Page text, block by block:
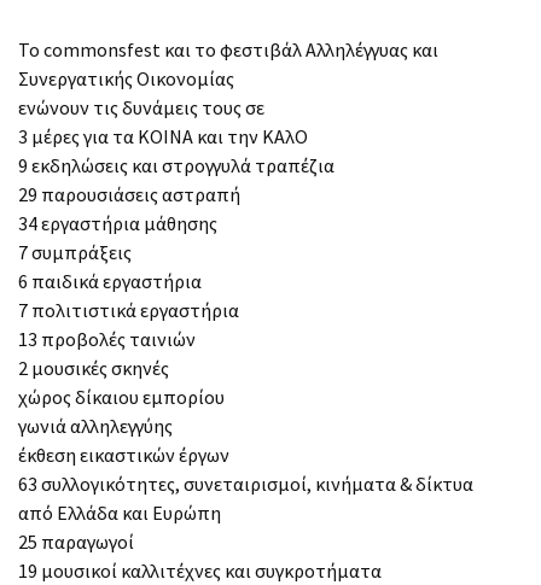
Το commonsfest και το φεστιβάλ Αλληλέγγυας και
Συνεργατικής Οικονομίας
ενώνουν τις δυνάμεις τους σε
3 μέρες για τα ΚΟΙΝΑ και την ΚΑλΟ
9 εκδηλώσεις και στρογγυλά τραπέζια
29 παρουσιάσεις αστραπή
34 εργαστήρια μάθησης
7 συμπράξεις
6 παιδικά εργαστήρια
7 πολιτιστικά εργαστήρια
13 προβολές ταινιών
2 μουσικές σκηνές
χώρος δίκαιου εμπορίου
γωνιά αλληλεγγύης
έκθεση εικαστικών έργων
63 συλλογικότητες, συνεταιρισμοί, κινήματα & δίκτυα
από Ελλάδα και Ευρώπη
25 παραγωγοί
19 μουσικοί καλλιτέχνες και συγκροτήματα